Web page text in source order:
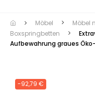
der
Navigation
Möbel Möbel
Boxspringbetten
Aufbewahrung graues
-92,79 €